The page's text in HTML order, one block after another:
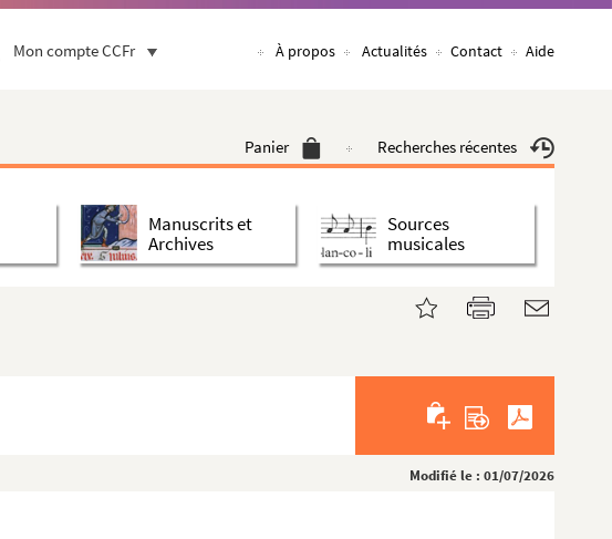
Mon compte CCFr À propos Actualités Contact Aide
Panier Recherches récentes
Manuscrits et
Archives
Sources
musicales
Modifié le : 01/07/2026